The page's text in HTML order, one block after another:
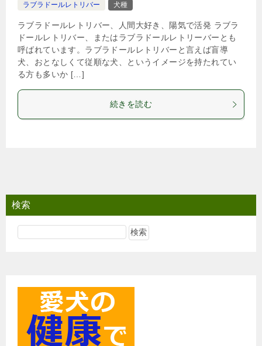
ラブラドールレトリバー
犬種
ラブラドールレトリバー、人間大好き、陽気で活発 ラブラ
ドールレトリバー、またはラブラドールレトリーバーとも
呼ばれています。ラブラドールレトリバーと言えば盲導
犬、おとなしくて従順な犬、というイメージを持たれてい
る方も多いか […]
続きを読む
検索